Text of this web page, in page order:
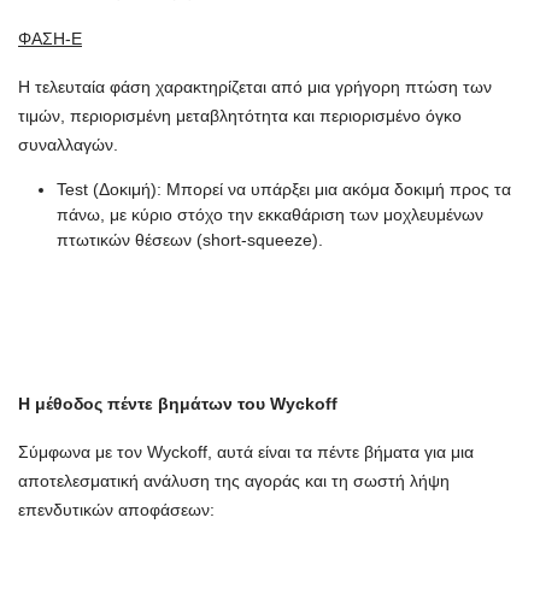
ΦΑΣΗ-Ε
Η τελευταία φάση χαρακτηρίζεται από μια γρήγορη πτώση των
τιμών, περιορισμένη μεταβλητότητα και περιορισμένο όγκο
συναλλαγών.
Test (Δοκιμή): Μπορεί να υπάρξει μια ακόμα δοκιμή προς τα
πάνω, με κύριο στόχο την εκκαθάριση των μοχλευμένων
πτωτικών θέσεων (short-squeeze).
Η μέθοδος πέντε βημάτων του Wyckoff
Σύμφωνα με τον Wyckoff, αυτά είναι τα πέντε βήματα για μια
αποτελεσματική ανάλυση της αγοράς και τη σωστή λήψη
επενδυτικών αποφάσεων: